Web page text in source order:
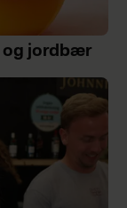
og jordbær